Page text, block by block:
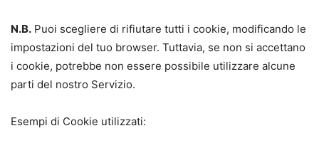
N.B. Puoi scegliere di rifiutare tutti i cookie, modificando le
impostazioni del tuo browser. Tuttavia, se non si accettano
i cookie, potrebbe non essere possibile utilizzare alcune
parti del nostro Servizio.
Esempi di Cookie utilizzati: